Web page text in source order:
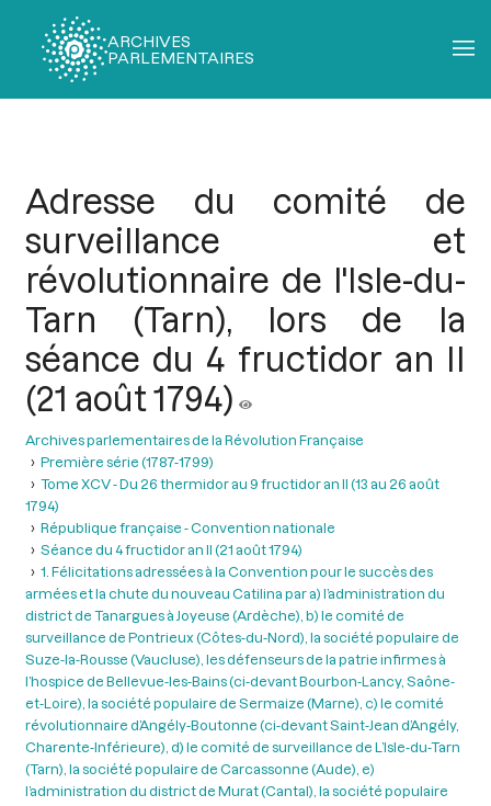
ARCHIVES
PARLEMENTAIRES
Adresse du comité de
surveillance et
révolutionnaire de l'Isle-du-
Tarn (Tarn), lors de la
séance du 4 fructidor an II
(21 août 1794)
Archives parlementaires de la Révolution Française
Première série (1787-1799)
Tome XCV - Du 26 thermidor au 9 fructidor an II (13 au 26 août
1794)
République française - Convention nationale
Séance du 4 fructidor an II (21 août 1794)
1. Félicitations adressées à la Convention pour le succès des
armées et la chute du nouveau Catilina par a) l’administration du
district de Tanargues à Joyeuse (Ardèche), b) le comité de
surveillance de Pontrieux (Côtes-du-Nord), la société populaire de
Suze-la-Rousse (Vaucluse), les défenseurs de la patrie infirmes à
l’hospice de Bellevue-les-Bains (ci-devant Bourbon-Lancy, Saône-
et-Loire), la société populaire de Sermaize (Marne), c) le comité
révolutionnaire d’Angély-Boutonne (ci-devant Saint-Jean d’Angély,
Charente-Inférieure), d) le comité de surveillance de L’Isle-du-Tarn
(Tarn), la société populaire de Carcassonne (Aude), e)
l’administration du district de Murat (Cantal), la société populaire